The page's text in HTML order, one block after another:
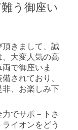
う御座い
頂きまして、誠
大変人気の高
で御座いま
されており、
、お楽しみ下
でサポ－トさ
イオンをどう